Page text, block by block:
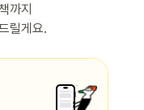
까지
릴게요.